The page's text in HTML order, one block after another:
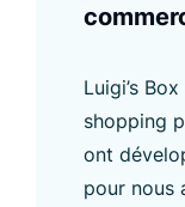
Luigi’s
shopping
ont
pour nous